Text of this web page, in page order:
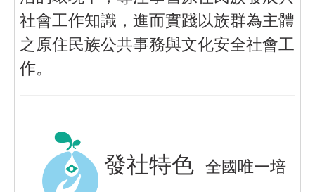
社會工作知識，進而實踐以族群為主體
之原住民族公共事務與文化安全社會工
作。
發社特色 全國唯一培